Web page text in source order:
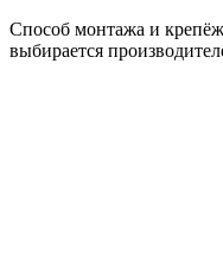
Способ монтажа и
выбирается